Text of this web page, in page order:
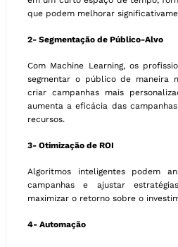
que podem melhorar
2- Segmentação de Público-Alvo
Com Machine Learning, os
segmentar o público de maneira
criar campanhas mais
aumenta a eficácia das
recursos.
3- Otimização de ROI
Algoritmos inteligentes podem
campanhas e ajustar
maximizar o retorno sobre o
4- Automação